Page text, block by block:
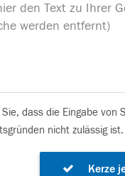
dass die Eingabe von
nicht zulässig ist.
Kerze